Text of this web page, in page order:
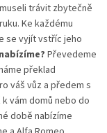
trávit zbytečně
Ke každému
se vyjít vstříc jeho
Převedeme
překlad
váš vůz a předem s
vám domů nebo do
době nabízíme